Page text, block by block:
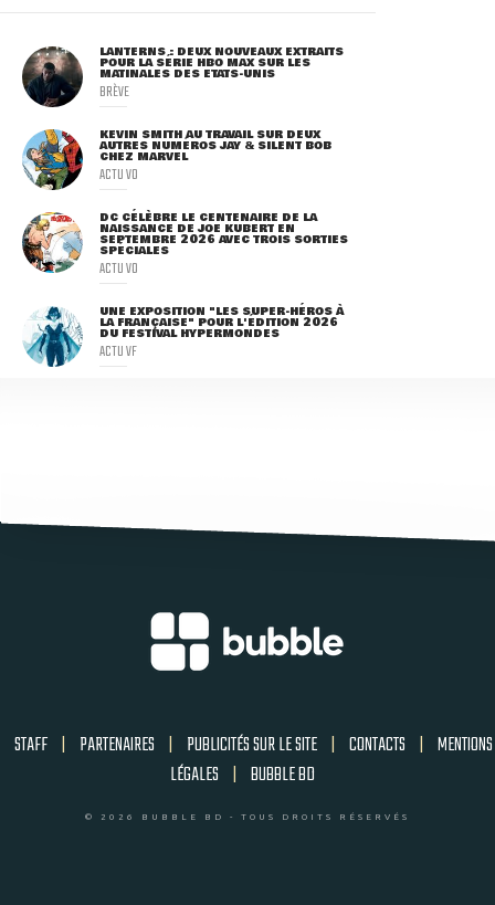
LANTERNS : DEUX NOUVEAUX EXTRAITS
POUR LA SÉRIE HBO MAX SUR LES
MATINALES DES ETATS-UNIS
BRÈVE
KEVIN SMITH AU TRAVAIL SUR DEUX
AUTRES NUMÉROS JAY & SILENT BOB
CHEZ MARVEL
ACTU VO
DC CÉLÈBRE LE CENTENAIRE DE LA
NAISSANCE DE JOE KUBERT EN
SEPTEMBRE 2026 AVEC TROIS SORTIES
SPÉCIALES
ACTU VO
UNE EXPOSITION "LES SUPER-HÉROS À
LA FRANÇAISE" POUR L'ÉDITION 2026
DU FESTIVAL HYPERMONDES
ACTU VF
STAFF | PARTENAIRES | PUBLICITÉS SUR LE SITE | CONTACTS | MENTIONS
LÉGALES | BUBBLE BD
© 2026 BUBBLE BD - TOUS DROITS RÉSERVÉS